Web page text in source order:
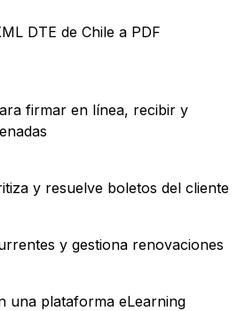
DTE de Chile a PDF
firmar en línea, recibir y
y resuelve boletos del cliente
y gestiona renovaciones
una plataforma eLearning